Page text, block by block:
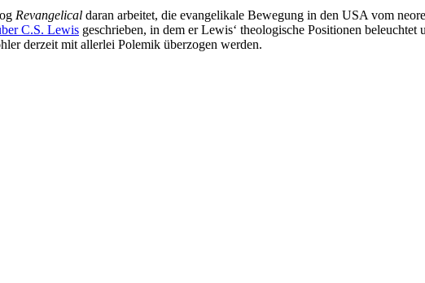
Revangelical daran arbeitet, die evangelikale Bewegung in den USA vom
C.S. Lewis geschrieben, in dem er Lewis‘ theologische Positionen
derzeit mit allerlei Polemik überzogen werden.